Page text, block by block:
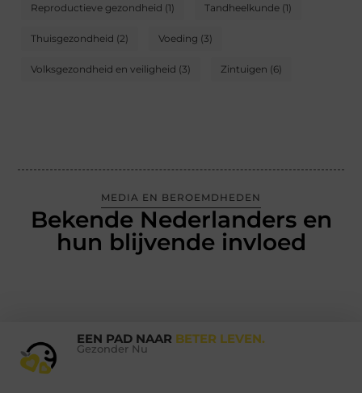
Reproductieve gezondheid (1) Tandheelkunde (1)
Thuisgezondheid (2) Voeding (3)
Volksgezondheid en veiligheid (3) Zintuigen (6)
MEDIA EN BEROEMDHEDEN
Bekende Nederlanders en
hun blijvende invloed
EEN PAD NAAR BETER LEVEN.
Gezonder Nu